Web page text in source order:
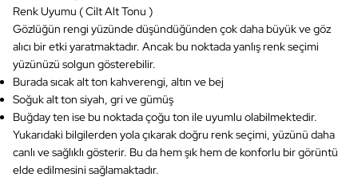
Renk Uyumu ( Cilt Alt Tonu )
Gözlüğün rengi yüzünde düşündüğünden çok daha büyük ve göz
alıcı bir etki yaratmaktadır. Ancak bu noktada yanlış renk seçimi
yüzünüzü solgun gösterebilir.
Burada sıcak alt ton kahverengi, altın ve bej
Soğuk alt ton siyah, gri ve gümüş
Buğday ten ise bu noktada çoğu ton ile uyumlu olabilmektedir.
Yukarıdaki bilgilerden yola çıkarak doğru renk seçimi, yüzünü daha
canlı ve sağlıklı gösterir. Bu da hem şık hem de konforlu bir görüntü
elde edilmesini sağlamaktadır.